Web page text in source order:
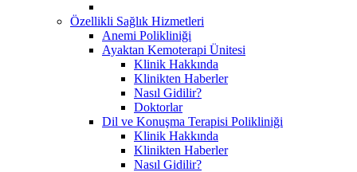
Özellikli Sağlık Hizmetleri
Anemi Polikliniği
Ayaktan Kemoterapi Ünitesi
Klinik Hakkında
Klinikten Haberler
Nasıl Gidilir?
Doktorlar
Dil ve Konuşma Terapisi Polikliniği
Klinik Hakkında
Klinikten Haberler
Nasıl Gidilir?